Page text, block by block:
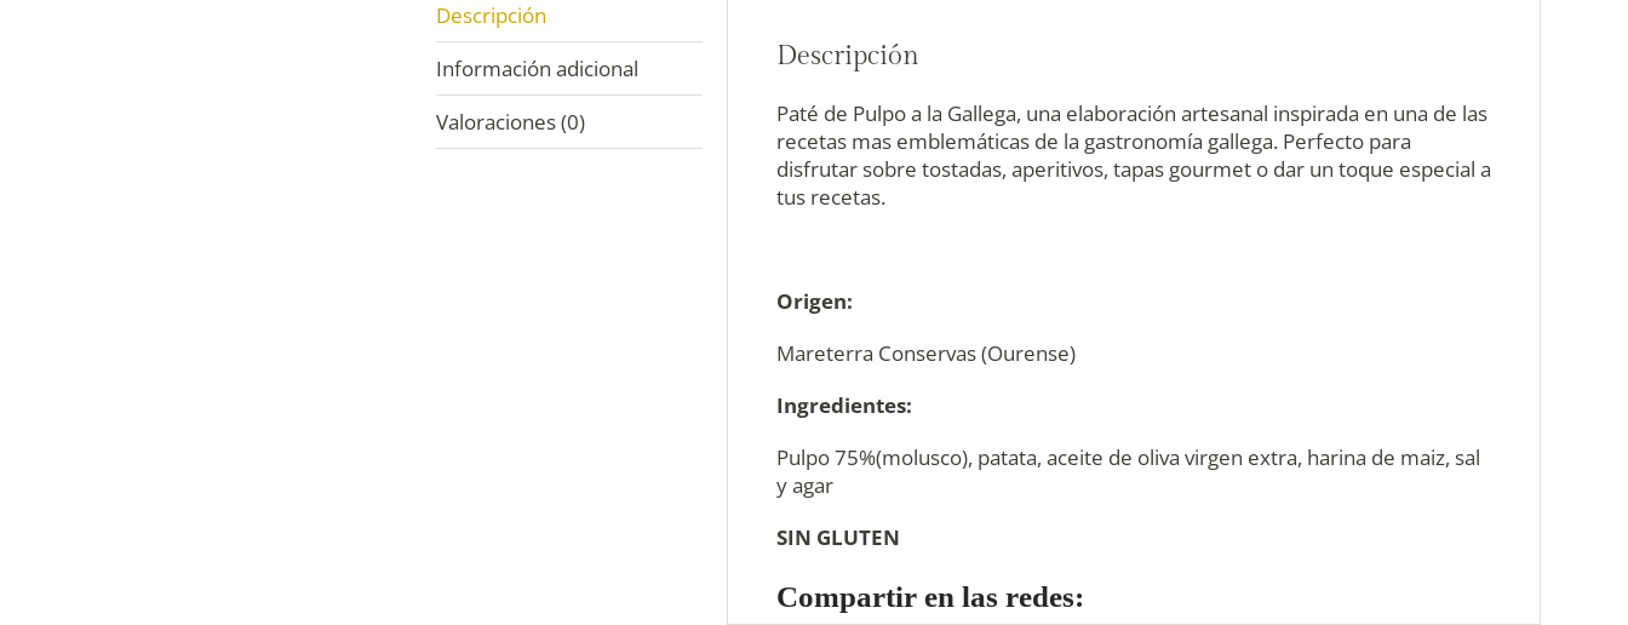
Descripción
Información adicional
Valoraciones (0)
Descripción
Paté de Pulpo a la Gallega, una elaboración artesanal inspirada en una de las
recetas mas emblemáticas de la gastronomía gallega. Perfecto para
disfrutar sobre tostadas, aperitivos, tapas gourmet o dar un toque especial a
tus recetas.
Origen:
Mareterra Conservas (Ourense)
Ingredientes:
Pulpo 75%(molusco), patata, aceite de oliva virgen extra, harina de maiz, sal
y agar
SIN GLUTEN
Compartir en las redes: